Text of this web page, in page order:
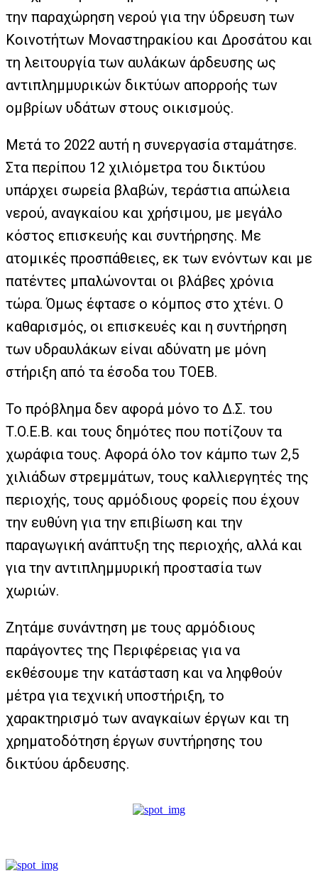
την παραχώρηση νερού για την ύδρευση των
Κοινοτήτων Μοναστηρακίου και Δροσάτου και
τη λειτουργία των αυλάκων άρδευσης ως
αντιπλημμυρικών δικτύων απορροής των
ομβρίων υδάτων στους οικισμούς.
Μετά το 2022 αυτή η συνεργασία σταμάτησε.
Στα περίπου 12 χιλιόμετρα του δικτύου
υπάρχει σωρεία βλαβών, τεράστια απώλεια
νερού, αναγκαίου και χρήσιμου, με μεγάλο
κόστος επισκευής και συντήρησης. Με
ατομικές προσπάθειες, εκ των ενόντων και με
πατέντες μπαλώνονται οι βλάβες χρόνια
τώρα. Όμως έφτασε ο κόμπος στο χτένι. Ο
καθαρισμός, οι επισκευές και η συντήρηση
των υδραυλάκων είναι αδύνατη με μόνη
στήριξη από τα έσοδα του ΤΟΕΒ.
Το πρόβλημα δεν αφορά μόνο το Δ.Σ. του
Τ.Ο.Ε.Β. και τους δημότες που ποτίζουν τα
χωράφια τους. Αφορά όλο τον κάμπο των 2,5
χιλιάδων στρεμμάτων, τους καλλιεργητές της
περιοχής, τους αρμόδιους φορείς που έχουν
την ευθύνη για την επιβίωση και την
παραγωγική ανάπτυξη της περιοχής, αλλά και
για την αντιπλημμυρική προστασία των
χωριών.
Ζητάμε συνάντηση με τους αρμόδιους
παράγοντες της Περιφέρειας για να
εκθέσουμε την κατάσταση και να ληφθούν
μέτρα για τεχνική υποστήριξη, το
χαρακτηρισμό των αναγκαίων έργων και τη
χρηματοδότηση έργων συντήρησης του
δικτύου άρδευσης.